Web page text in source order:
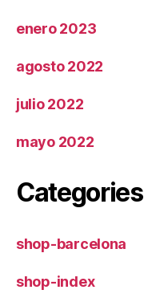
enero 2023
agosto 2022
julio 2022
mayo 2022
Categories
shop-barcelona
shop-index